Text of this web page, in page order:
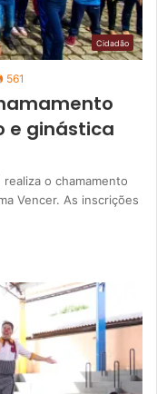
Cidadão
561
e ginástica
o chamamento
Vencer. As inscrições